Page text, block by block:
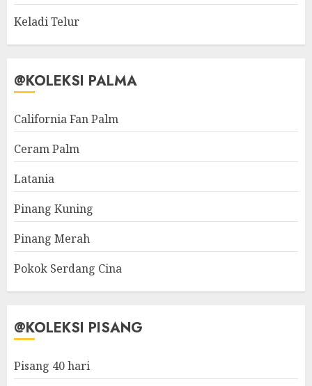
Keladi Telur
@KOLEKSI PALMA
California Fan Palm
Ceram Palm
Latania
Pinang Kuning
Pinang Merah
Pokok Serdang Cina
@KOLEKSI PISANG
Pisang 40 hari